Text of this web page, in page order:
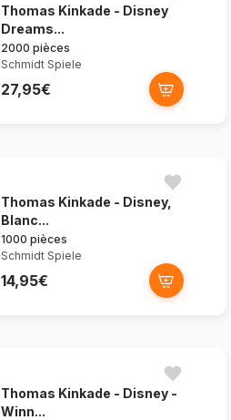
Thomas Kinkade - Disney
Dreams...
2000 pièces
Schmidt Spiele
27,95€
Thomas Kinkade - Disney,
Blanc...
1000 pièces
Schmidt Spiele
14,95€
Thomas Kinkade - Disney -
Winn...